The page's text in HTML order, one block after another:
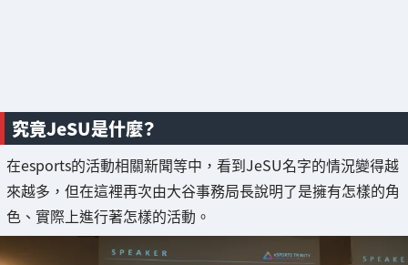
究竟JeSU是什麼？
在esports的活動相關新聞等中，看到JeSU名字的情況變得越
來越多，但在這裡再次由大谷事務局長說明了是擁有怎樣的角
色、實際上進行著怎樣的活動。